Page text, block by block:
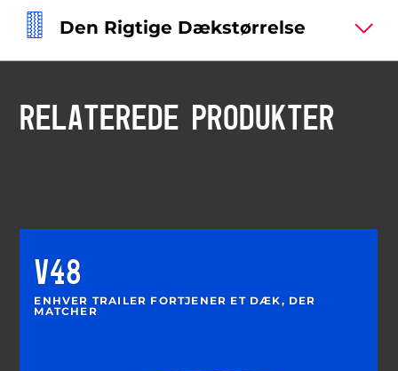
Den Rigtige Dækstørrelse
RELATEREDE PRODUKTER
V48
ENHVER TRAILER FORTJENER ET DÆK, DER
MATCHER